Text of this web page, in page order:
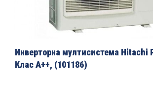
към
началото
на
Инверторна мултисистема Hitachi
Клас А++, (101186)